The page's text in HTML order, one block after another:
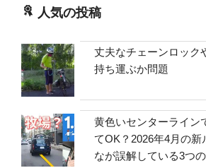
人気の投稿
丈夫なチェーンロック
持ち運ぶか問題
黄色いセンターライン
てOK？2026年4月の新
なが誤解している3つ